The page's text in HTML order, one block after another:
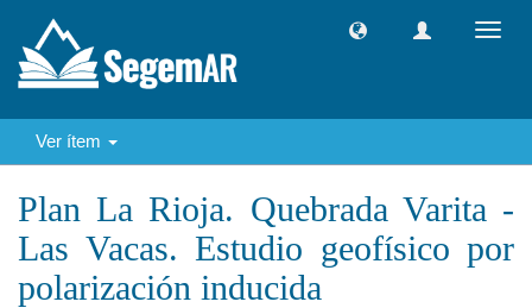
Ver ítem
Plan La Rioja. Quebrada Varita -
Las Vacas. Estudio geofísico por
polarización inducida